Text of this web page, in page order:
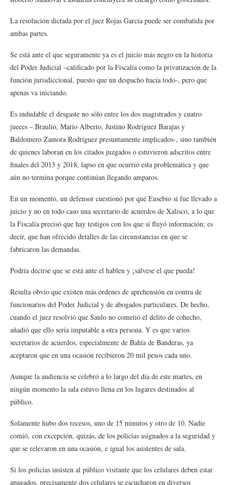
La resolución dictada por el juez Rojas García puede ser combatida por
ambas partes.
Se está ante el que seguramente ya es el juicio más negro en la historia
del Poder Judicial –calificado por la Fiscalía como la privatización de la
función jurisdiccional, puesto que un despacho hacía todo-, pero que
apenas va iniciando.
Es indudable el desgaste no sólo entre los dos magistrados y cuatro
jueces – Braulio, Mario Alberto, Justino Rodríguez Barajas y
Baldomero Zamora Rodríguez presuntamente implicados-, sino también
de quienes laboran en los citados juzgados o estuvieron adscritos entre
finales del 2013 y 2018, lapso en que ocurrió esta problemática y que
aún no termina porque continúan llegando amparos.
En un momento, un defensor cuestionó por qué Eusebio sí fue llevado a
juicio y no en todo caso una secretario de acuerdos de Xalisco, a lo que
la Fiscalía precisó que hay testigos con los que sí fluyó información; es
decir, que han ofrecido detalles de las circunstancias en que se
fabricaron las demandas.
Podría decirse que se está ante el hablen y ¡sálvese el que pueda!
Resulta obvio que existen más órdenes de aprehensión en contra de
funcionarios del Poder Judicial y de abogados particulares. De hecho,
cuando el juez resolvió que Saulo no cometió el delito de cohecho,
añadió que ello sería imputable a otra persona. Y es que varios
secretarios de acuerdos, especialmente de Bahía de Banderas, ya
aceptaron que en una ocasión recibieron 20 mil pesos cada uno.
Aunque la audiencia se celebró a lo largo del día de este martes, en
ningún momento la sala estuvo llena en los lugares destinados al
público.
Solamente hubo dos recesos, uno de 15 minutos y otro de 10. Nadie
comió, con excepción, quizás, de los policías asignados a la seguridad y
que se relevaron en una ocasión, e igual los asistentes de sala.
Si los policías insisten al público visitante que los celulares deben estar
apagados, precisamente dos celulares se escucharon en diversos